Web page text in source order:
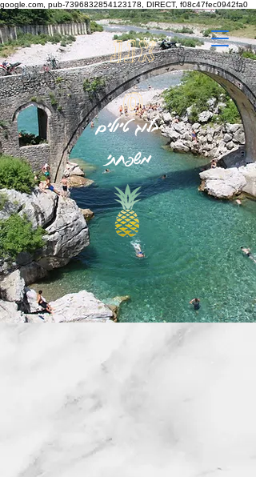
google.com, pub-7396832854123178, DIRECT, f08c47fec0942fa0
אננ
ס
בלוג טיולים
משפחתי